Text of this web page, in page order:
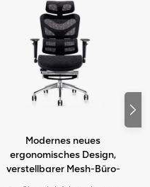
Modernes neues
ergonomisches Design,
verstellbarer Mesh-Büro-
Ergo-Stuhl